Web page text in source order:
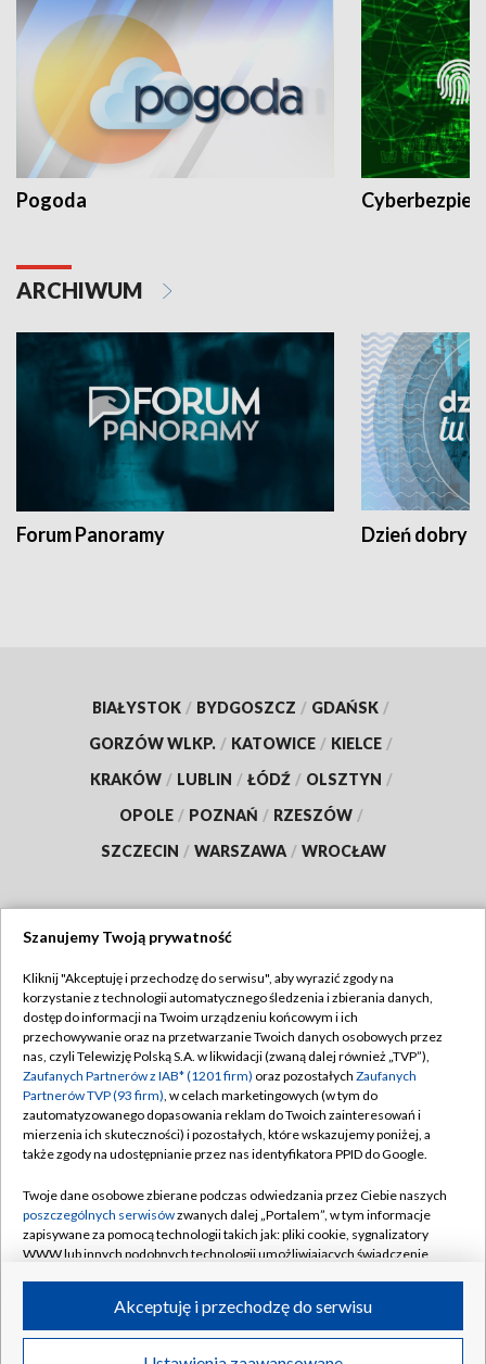
Pogoda
ARCHIWUM
Forum Panoramy Dzień dobry
BIAŁYSTOK / BYDGOSZCZ / GDAŃSK /
GORZÓW WLKP. / KATOWICE / KIELCE /
KRAKÓW / LUBLIN / ŁÓDŹ / OLSZTYN /
OPOLE / POZNAŃ / RZESZÓW /
SZCZECIN / WARSZAWA / WROCŁAW
TVP
Abonament TVP
Emisja w TVP
Centrum informacji TVP
Naziemna Telewizja Cyfrowa
Rada Programowa
System NOS
Informacje o nadawcy
Program dla prasy
Regulamin TVP
Polityka prywatności
Moje zgody
Pomoc
Kontakt
Kanały
©2026 Telewizja Polska S.A. w likwidacji
Szanujemy Twoją prywatność
Kliknij "Akceptuję i przechodzę do serwisu", aby wyrazić zgody na
korzystanie z technologii automatycznego śledzenia i zbierania danych,
dostęp do informacji na Twoim urządzeniu końcowym i ich
przechowywanie oraz na przetwarzanie Twoich danych osobowych przez
nas, czyli Telewizję Polską S.A. w likwidacji (zwaną dalej również „TVP”),
Zaufanych Partnerów z IAB* (1201 firm) oraz pozostałych Zaufanych
Partnerów TVP (93 firm), w celach marketingowych (w tym do
zautomatyzowanego dopasowania reklam do Twoich zainteresowań i
mierzenia ich skuteczności) i pozostałych, które wskazujemy poniżej, a
także zgody na udostępnianie przez nas identyfikatora PPID do Google.
Twoje dane osobowe zbierane podczas odwiedzania przez Ciebie naszych
poszczególnych serwisówzwanych dalej „Portalem”, w tym informacje
zapisywane za pomocą technologii takich jak: pliki cookie, sygnalizatory
WWW lub innych podobnych technologii umożliwiających świadczenie
ruchu w Internecie.
Twoje dane osobowe zbierane podczas odwiedzania przez Ciebie
Akceptuję i przechodzę do serwisu